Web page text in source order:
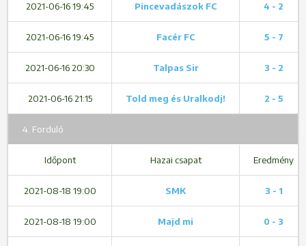
2021-06-16 19:45 Pincevadászok FC 4 - 2
2021-06-16 19:45 Facér FC 5 - 7
2021-06-16 20:30 Talpas Sir 3 - 2
2021-06-16 21:15 Told meg és Uralkodj! 2 - 5
4. Forduló
Időpont Hazai csapat Eredmény
2021-08-18 19:00 SMK 3 - 1
2021-08-18 19:00 Majd mi 0 - 3